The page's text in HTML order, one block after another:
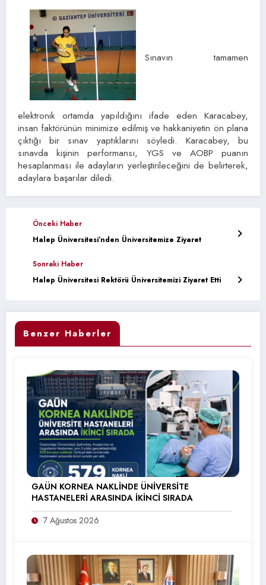
Sınavın tamamen
elektronik ortamda yapıldığını ifade eden Karacabey,
insan faktörünün minimize edilmiş ve hakkaniyetin ön plana
çıktığı bir sınav yaptıklarını söyledi. Karacabey, bu
sınavda kişinin performansı, YGS ve AOBP puanın
hesaplanması ile adayların yerleştirileceğini de belirterek,
adaylara başarılar diledi.
Önceki Haber
Halep Üniversitesi’nden Üniversitemize Ziyaret
Sonraki Haber
Halep Üniversitesi Rektörü Üniversitemizi Ziyaret Etti
Benzer Haberler
GAÜN KORNEA NAKLİNDE ÜNİVERSİTE
HASTANELERİ ARASINDA İKİNCİ SIRADA
7 Ağustos 2026